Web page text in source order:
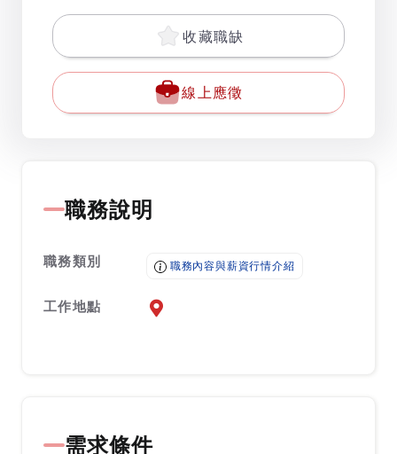
收藏職缺
線上應徵
職務說明
職務類別 職務內容與薪資行情介紹
工作地點 前往查看地圖
需求條件